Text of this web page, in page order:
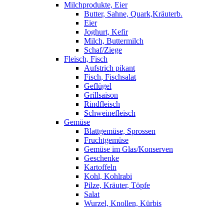
Milchprodukte, Eier
Butter, Sahne, Quark,Kräuterb.
Eier
Joghurt, Kefir
Milch, Buttermilch
Schaf/Ziege
Fleisch, Fisch
Aufstrich pikant
Fisch, Fischsalat
Geflügel
Grillsaison
Rindfleisch
Schweinefleisch
Gemüse
Blattgemüse, Sprossen
Fruchtgemüse
Gemüse im Glas/Konserven
Geschenke
Kartoffeln
Kohl, Kohlrabi
Pilze, Kräuter, Töpfe
Salat
Wurzel, Knollen, Kürbis